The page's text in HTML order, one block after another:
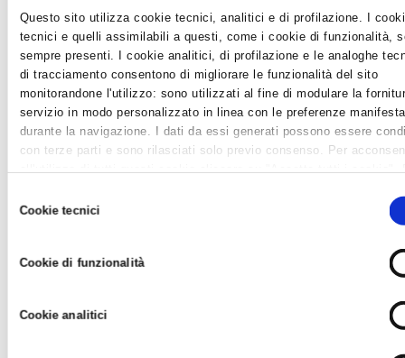
Questo sito utilizza cookie tecnici, analitici e di profilazione. I
tecnici e quelli assimilabili a questi, come i cookie di funzionalità,
sempre presenti. I cookie analitici, di profilazione e le analoghe
di tracciamento consentono di migliorare le funzionalità del sito
monitorandone l'utilizzo: sono utilizzati al fine di modulare la
servizio in modo personalizzato in linea con le preferenze
durante la navigazione. I dati da essi generati possono essere
con terze parti e sono rilasciati solo previo consenso. Per
cookie". Cliccare su "Usa solo cookie tecnici" comporta il
impostazioni di default e dunque la continuazione della navigazione
quelli tecnici. Infine, per avere maggiori informazioni, leggere la
delCookie tecnici
Cookie di funzionalità
Cookie analitici
#SIAMORIPARTITIINSIEME: IL NUOVO NUMERO
DOWNLOAD